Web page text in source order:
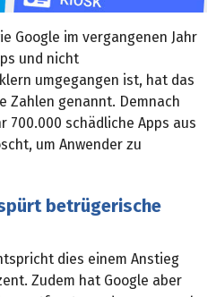
Google im vergangenen Jahr
und nicht
umgegangen ist, hat das
Zahlen genannt. Demnach
700.000 schädliche Apps aus
um Anwender zu
betrügerische
dies einem Anstieg
Zudem hat Google aber